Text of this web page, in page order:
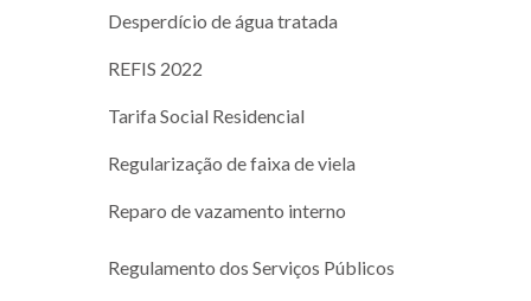
Desperdício de água tratada
REFIS 2022
Tarifa Social Residencial
Regularização de faixa de viela
Reparo de vazamento interno
Regulamento dos Serviços Públicos